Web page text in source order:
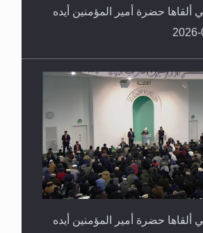
ألقاها حضرة أمير المؤمنين أيده
ألقاها حضرة أمير المؤمنين أيده